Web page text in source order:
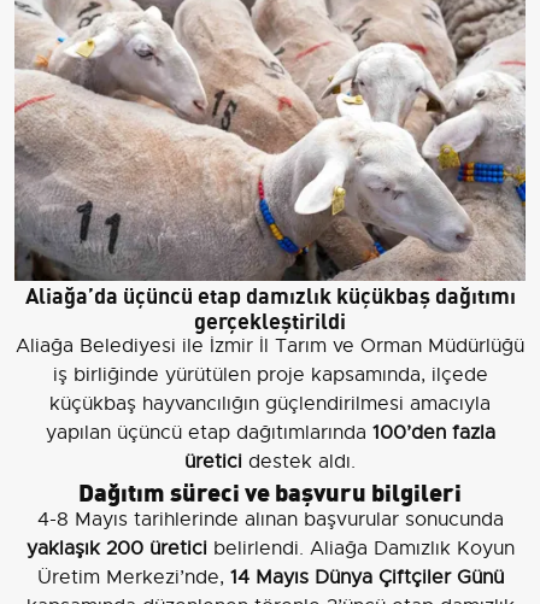
Aliağa’da üçüncü etap damızlık küçükbaş dağıtımı
gerçekleştirildi
Aliağa Belediyesi ile İzmir İl Tarım ve Orman Müdürlüğü
iş birliğinde yürütülen proje kapsamında, ilçede
küçükbaş hayvancılığın güçlendirilmesi amacıyla
yapılan üçüncü etap dağıtımlarında 100’den fazla
üretici destek aldı.
Dağıtım süreci ve başvuru bilgileri
4-8 Mayıs tarihlerinde alınan başvurular sonucunda
yaklaşık 200 üreticibelirlendi. Aliağa Damızlık Koyun
Üretim Merkezi’nde, 14 Mayıs Dünya Çiftçiler Günü